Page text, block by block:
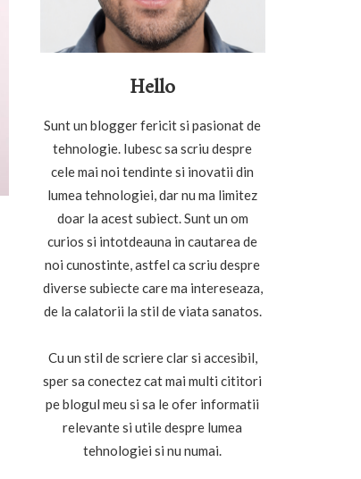
Hello
Sunt un blogger fericit si pasionat de
tehnologie. Iubesc sa scriu despre
cele mai noi tendinte si inovatii din
lumea tehnologiei, dar nu ma limitez
doar la acest subiect. Sunt un om
curios si intotdeauna in cautarea de
noi cunostinte, astfel ca scriu despre
diverse subiecte care ma intereseaza,
de la calatorii la stil de viata sanatos.
Cu un stil de scriere clar si accesibil,
sper sa conectez cat mai multi cititori
pe blogul meu si sa le ofer informatii
relevante si utile despre lumea
tehnologiei si nu numai.